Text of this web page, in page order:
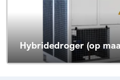
Hybridedroger (op